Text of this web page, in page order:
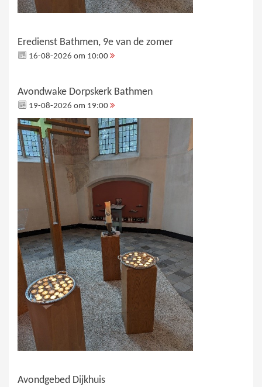
Eredienst Bathmen, 9e van de zomer
16-08-2026 om 10:00
Avondwake Dorpskerk Bathmen
19-08-2026 om 19:00
Avondgebed Dijkhuis